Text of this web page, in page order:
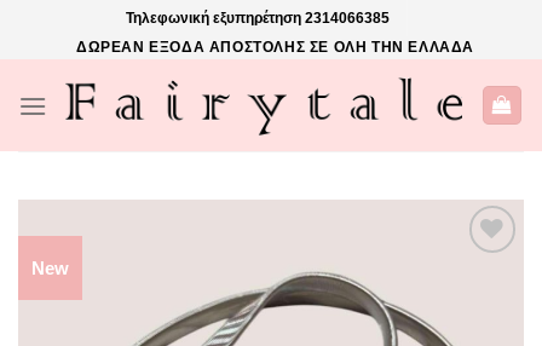
Τηλεφωνική εξυπηρέτηση 2314066385
ΔΩΡΕΑΝ ΕΞΟΔΑ ΑΠΟΣΤΟΛΗΣ ΣΕ ΟΛΗ ΤΗΝ ΕΛΛΑΔΑ
New
ΠΡΌΣΘΉΚΗ